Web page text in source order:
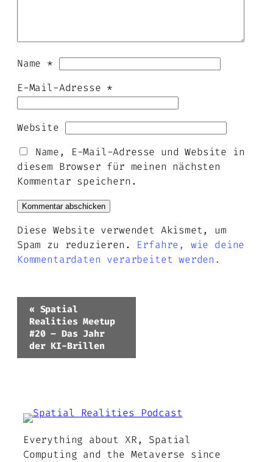
Name *
E-Mail-Adresse *
Website
Name, E-Mail-Adresse und Website in
diesem Browser für meinen nächsten
Kommentar speichern.
Diese Website verwendet Akismet, um
Spam zu reduzieren. Erfahre, wie deine
Kommentardaten verarbeitet werden.
Veranstaltung-
Navigation
« Spatial
Realities Meetup
#20 – Das Jahr
der KI-Brillen
Everything about XR, Spatial
Computing and the Metaverse since